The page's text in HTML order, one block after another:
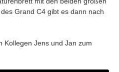
Grand C4 gibt es dann nach
Kollegen Jens und Jan zum